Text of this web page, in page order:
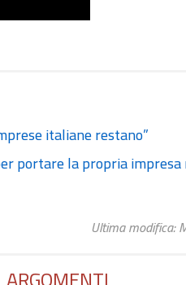
italiane restano”
portare la propria
Ultima modifica: